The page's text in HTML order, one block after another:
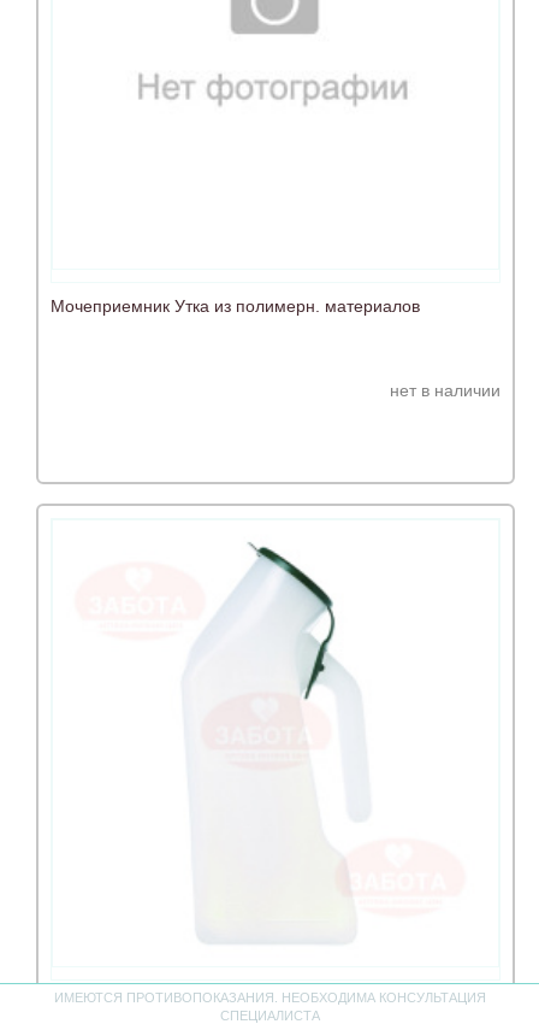
Мочеприемник Утка из полимерн. материалов
нет в наличии
Мочеприемник Утка из полимерн. материалов
ИМЕЮТСЯ ПРОТИВОПОКАЗАНИЯ. НЕОБХОДИМА КОНСУЛЬТАЦИЯ
СПЕЦИАЛИСТА